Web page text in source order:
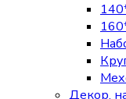
Декор.